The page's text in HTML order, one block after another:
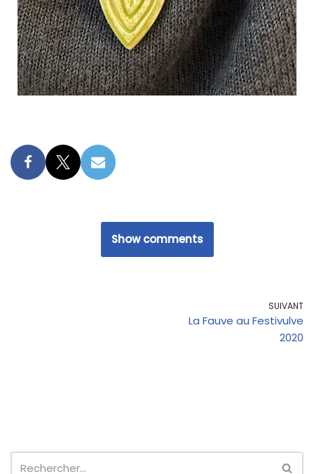
Show comments
SUIVANT
La Fauve au Festivulve
2020